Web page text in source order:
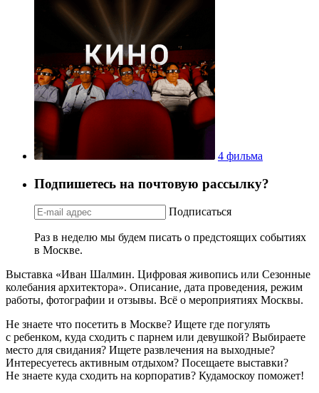
4 фильма
Подпишетесь на почтовую рассылку?
Подписаться
Раз в неделю мы будем писать о предстоящих событиях
в Москве.
Выставка «Иван Шалмин. Цифровая живопись или Сезонные
колебания архитектора». Описание, дата проведения, режим
работы, фотографии и отзывы. Всё о мероприятиях Москвы.
Не знаете что посетить в Москве? Ищете где погулять
с ребенком, куда сходить с парнем или девушкой? Выбираете
место для свидания? Ищете развлечения на выходные?
Интересуетесь активным отдыхом? Посещаете выставки?
Не знаете куда сходить на корпоратив? Кудамоскоу поможет!